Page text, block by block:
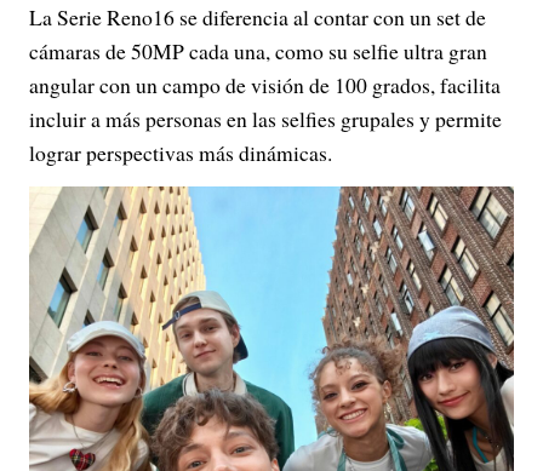
La Serie Reno16 se diferencia al contar con un set de
cámaras de 50MP cada una, como su selfie ultra gran
angular con un campo de visión de 100 grados, facilita
incluir a más personas en las selfies grupales y permite
lograr perspectivas más dinámicas.